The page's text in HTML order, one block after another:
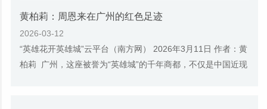
黄柏莉：周恩来在广州的红色足迹
2026-03-12
“英雄花开英雄城”云平台（南方网） 2026年3月11日 作者：黄
柏莉 广州，这座被誉为“英雄城”的千年商都，不仅是中国近现